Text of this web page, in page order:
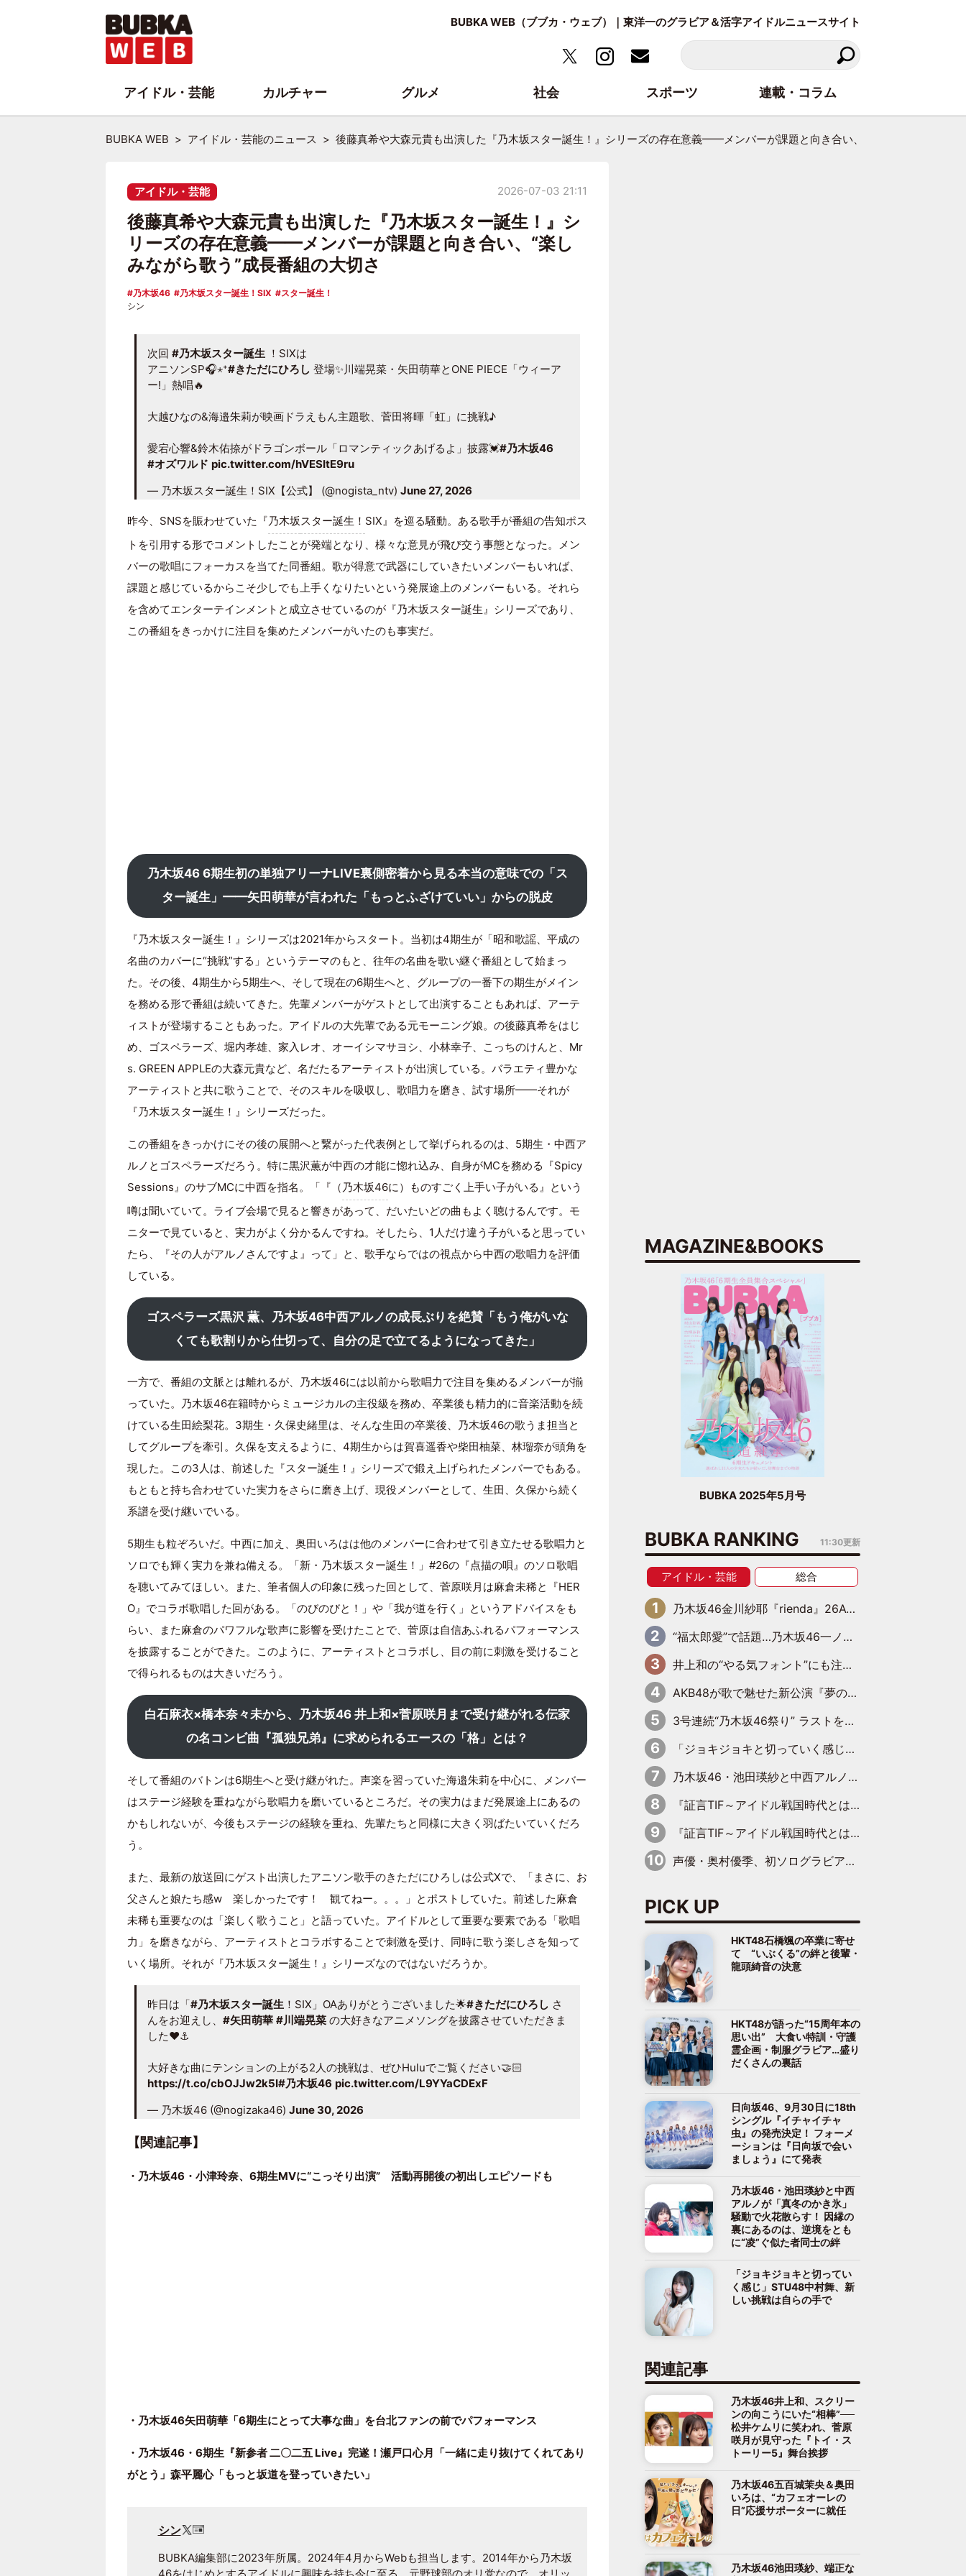
BUBKA WEB（ブブカ・ウェブ）｜東洋一のグラビア＆活字アイドルニュースサイト
BUBKA WEB アイドル・芸能のニュース 後藤真希や大森元貴も出演した『乃木坂スター誕生！』シリーズの存在意義━━メンバーが課題と向き合い、“楽しみながら歌う”
アイドル・芸能 2026-07-03 21:11
後藤真希や大森元貴も出演した『乃木坂スター誕生！』シ
リーズの存在意義━━メンバーが課題と向き合い、“楽し
みながら歌う”成長番組の大切さ
乃木坂46 乃木坂スター誕生！SIX
スター誕生！
シン
次回 #乃木坂スター誕生 ！SIXは
アニソンSP🎧⋆⁺#きただにひろし 登場✨川端晃菜・矢田萌華とONE PIECE「ウィーア
ー!」熱唱🔥
大越ひなの&海邉朱莉が映画ドラえもん主題歌、菅田将暉「虹」に挑戦♪
愛宕心響&鈴木佑捺がドラゴンボール「ロマンティックあげるよ」披露💓#乃木坂46
#オズワルド pic.twitter.com/hVESItE9ru
— 乃木坂スター誕生！SIX【公式】 (@nogista_ntv) June 27, 2026
昨今、SNSを賑わせていた『乃木坂スター誕生！ SIX』を巡る騒動。ある歌手が番組の告知ポス
トを引用する形でコメントしたことが発端となり、様々な意見が飛び交う事態となった。メン
バーの歌唱にフォーカスを当てた同番組。歌が得意で武器にしていきたいメンバーもいれば、
課題と感じているからこそ少しでも上手くなりたいという発展途上のメンバーもいる。それら
を含めてエンターテインメントと成立させているのが『乃木坂スター誕生』シリーズであり、
この番組をきっかけに注目を集めたメンバーがいたのも事実だ。
乃木坂46 6期生初の単独アリーナLIVE裏側密着から見る本当の意味での「ス
ター誕生」━━矢田萌華が言われた「もっとふざけていい」からの脱皮
『乃木坂スター誕生！』シリーズは2021年からスタート。当初は4期生が「昭和歌謡、平成の
名曲のカバーに“挑戦”する」というテーマのもと、往年の名曲を歌い継ぐ番組として始まっ
た。その後、4期生から5期生へ、そして現在の6期生へと、グループの一番下の期生がメイン
を務める形で番組は続いてきた。先輩メンバーがゲストとして出演することもあれば、アーテ
ィストが登場することもあった。アイドルの大先輩である元モーニング娘。の後藤真希をはじ
め、ゴスペラーズ、堀内孝雄、家入レオ、オーイシマサヨシ、小林幸子、こっちのけんと、Mr
s. GREEN APPLEの大森元貴など、名だたるアーティストが出演している。バラエティ豊かな
アーティストと共に歌うことで、そのスキルを吸収し、歌唱力を磨き、試す場所━━それが
『乃木坂スター誕生！』シリーズだった。
この番組をきっかけにその後の展開へと繋がった代表例として挙げられるのは、5期生・中西ア
ルノとゴスペラーズだろう。特に黒沢薫が中西の才能に惚れ込み、自身がMCを務める『Spicy
Sessions』のサブMCに中西を指名。「『（ 乃木坂46に）ものすごく上手い子がいる』という
噂は聞いていて。ライブ会場で見ると響きがあって、だいたいどの曲もよく聴けるんです。モ
ニターで見ていると、実力がよく分かるんですね。そしたら、1人だけ違う子がいると思ってい
たら、『その人がアルノさんですよ』って」と、歌手ならではの視点から中西の歌唱力を評価
している。
ゴスペラーズ黒沢 薫、乃木坂46中西アルノの成長ぶりを絶賛「もう俺がいな
くても歌割りから仕切って、自分の足で立てるようになってきた」
一方で、番組の文脈とは離れるが、乃木坂46には以前から歌唱力で注目を集めるメンバーが揃
っていた。乃木坂46在籍時からミュージカルの主役級を務め、卒業後も精力的に音楽活動を続
けている生田絵梨花。3期生・久保史緒里は、そんな生田の卒業後、乃木坂46の歌うま担当と
してグループを牽引。久保を支えるように、4期生からは賀喜遥香や柴田柚菜、林瑠奈が頭角を
現した。この3人は、前述した『スター誕生！』シリーズで鍛え上げられたメンバーでもある。
もともと持ち合わせていた実力をさらに磨き上げ、現役メンバーとして、生田、久保から続く
系譜を受け継いでいる。
5期生も粒ぞろいだ。中西に加え、奥田いろはは他のメンバーに合わせて引き立たせる歌唱力と
ソロでも輝く実力を兼ね備える。「新・乃木坂スター誕生！」#26の『点描の唄』のソロ歌唱
を聴いてみてほしい。また、筆者個人の印象に残った回として、菅原咲月は麻倉未稀と『HER
O』でコラボ歌唱した回がある。「のびのびと！」や「我が道を行く」というアドバイスをも
らい、また麻倉のパワフルな歌声に影響を受けたことで、菅原は自信あふれるパフォーマンス
を披露することができた。このように、アーティストとコラボし、目の前に刺激を受けること
で得られるものは大きいだろう。
白石麻衣×橋本奈々未から、乃木坂46 井上和×菅原咲月まで受け継がれる伝家
の名コンビ曲『孤独兄弟』に求められるエースの「格」とは？
そして番組のバトンは6期生へと受け継がれた。声楽を習っていた海邉朱莉を中心に、メンバー
はステージ経験を重ねながら歌唱力を磨いているところだ。その実力はまだ発展途上にあるの
かもしれないが、今後もステージの経験を重ね、先輩たちと同様に大きく羽ばたいていくだろ
う。
また、最新の放送回にゲスト出演したアニソン歌手のきただにひろしは公式Xで、「まさに、お
父さんと娘たち感w 楽しかったです！ 観てねー。。。」とポストしていた。前述した麻倉
未稀も重要なのは「楽しく歌うこと」と語っていた。アイドルとして重要な要素である「歌唱
力」を磨きながら、アーティストとコラボすることで刺激を受け、同時に歌う楽しさを知って
いく場所。それが『乃木坂スター誕生！』シリーズなのではないだろうか。
昨日は「#乃木坂スター誕生 ！SIX」OAありがとうございました🌟#きただにひろし さ
んをお迎えし、 #矢田萌華 #川端晃菜 の大好きなアニメソングを披露させていただきま
した❤️⚓️
大好きな曲にテンションの上がる2人の挑戦は、ぜひHuluでご覧ください🤝🏻
https://t.co/cbOJJw2k5I#乃木坂46 pic.twitter.com/L9YYaCDExF
— 乃木坂46 (@nogizaka46) June 30, 2026
【関連記事】
・乃木坂46・小津玲奈、6期生MVに“こっそり出演” 活動再開後の初出しエピソードも
・乃木坂46矢田萌華「6期生にとって大事な曲」を台北ファンの前でパフォーマンス
・乃木坂46・6期生『新参者 二〇二五 Live』完遂！瀬戸口心月「一緒に走り抜けてくれてあり
がとう」森平麗心「もっと坂道を登っていきたい」
シン
BUBKA編集部に2023年所属。2024年4月からWebも担当します。2014年から乃木坂
46をはじめとするアイドルに興味を持ち今に至る。元野球部のオリ党なので、オリッ
MAGAZINE&BOOKS
BUBKA 2025年5月号
BUBKA RANKING 11:30更新
アイドル・芸能 総合
乃木坂46金川紗耶『rienda』26AW LOOKモデルに就任
“福太郎愛”で話題…乃木坂46一ノ瀬美空、地元福岡『めんべい25周年トップサポーター』に就任
井上和の“やる気フォント”にも注目 乃木坂46が挑んだ書道パフォーマンスの舞台裏
AKB48が歌で魅せた新公演『夢のポップスター』 初日から全身全霊のステージ
3号連続“乃木坂46祭り” ラストを飾るのは賀喜遥香…5年ぶりの登場に「5年分大人になった私を見ていただけたら」
「ジョキジョキと切っていく感じ」STU48中村舞、新しい挑戦は自らの手で
乃木坂46・池田瑛紗と中西アルノが「真冬のかき氷」騒動で火花散らす！ 因縁の裏にあるのは、逆境をともに“凌”ぐ似た者同士の絆
『証言TIF～アイドル戦国時代とはなんだったのか～』第11回：私立恵比寿中学・真山りか×安本彩花「TIFで10年ぶりのキョンシーメイクをしたら、場を完全に引かせてしまって。時代が変わったんだなって」
『証言TIF～アイドル戦国時代とはなんだったのか～』第6回：でんぱ組.inc・古川未鈴×相沢梨紗「『ハロプロやりたかったな』って言ったら、夢眠ねむさんに『てめえはでんぱ組．incなんだよ！』って肩パンされて(笑)」
声優・奥村優季、初ソログラビアで初ソロ表紙を飾る！ 初めて見せる表情や、声優を志したきっかけなどを語った必読のインタビューを掲載
PICK UP
HKT48石橋颯の卒業に寄せ
て “いぶくる”の絆と後輩・
龍頭綺音の決意
HKT48が語った“15周年本の
思い出” 大食い特訓・守護
霊企画・制服グラビア…盛り
だくさんの裏話
日向坂46、9月30日に18th
シングル『イチャイチャ
虫』の発売決定！ フォーメ
ーションは『日向坂で会い
ましょう』にて発表
乃木坂46・池田瑛紗と中西
アルノが「真冬のかき氷」
騒動で火花散らす！ 因縁の
裏にあるのは、逆境をとも
に“凌”ぐ似た者同士の絆
「ジョキジョキと切ってい
く感じ」STU48中村舞、新
しい挑戦は自らの手で
関連記事
乃木坂46井上和、スクリー
ンの向こうにいた“相棒”──
松井ケムリに笑われ、菅原
咲月が見守った『トイ・ス
トーリー5』舞台挨拶
乃木坂46五百城茉央＆奥田
いろは、“カフェオーレの
日”応援サポーターに就任
乃木坂46池田瑛紗、端正な
アイドル・芸能 カルチャー グルメ 社会 スポーツ 連載・コラム